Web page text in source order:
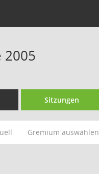
2005
Sitzungen
Gremium auswählen